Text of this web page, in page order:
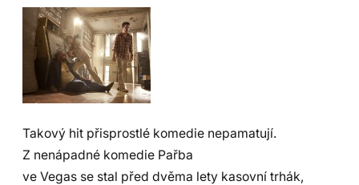
Takový hit přisprostlé komedie nepamatují.
Z nenápadné komedie Pařba
ve Vegas se stal před dvěma lety kasovní trhák,